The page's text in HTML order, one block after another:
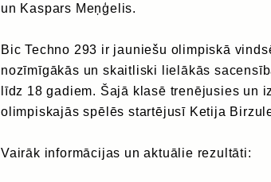
un Kaspars Meņģelis.
Bic Techno 293 ir jauniešu olimpiskā
nozīmīgākās un skaitliski lielākās
līdz 18 gadiem. Šajā klasē trenējusies un
olimpiskajās spēlēs startējusī Ketija
Vairāk informācijas un aktuālie rezultāti: